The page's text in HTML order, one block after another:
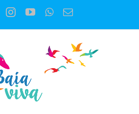
Facebook
Instagram
YouTubeWhatsApp
E-